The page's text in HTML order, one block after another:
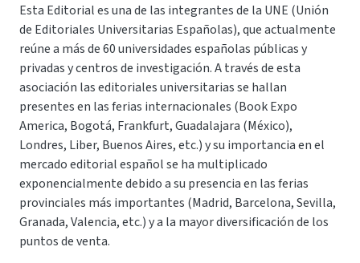
Esta Editorial es una de las integrantes de la UNE (Unión
de Editoriales Universitarias Españolas), que actualmente
reúne a más de 60 universidades españolas públicas y
privadas y centros de investigación. A través de esta
asociación las editoriales universitarias se hallan
presentes en las ferias internacionales (Book Expo
America, Bogotá, Frankfurt, Guadalajara (México),
Londres, Liber, Buenos Aires, etc.) y su importancia en el
mercado editorial español se ha multiplicado
exponencialmente debido a su presencia en las ferias
provinciales más importantes (Madrid, Barcelona, Sevilla,
Granada, Valencia, etc.) y a la mayor diversificación de los
puntos de venta.